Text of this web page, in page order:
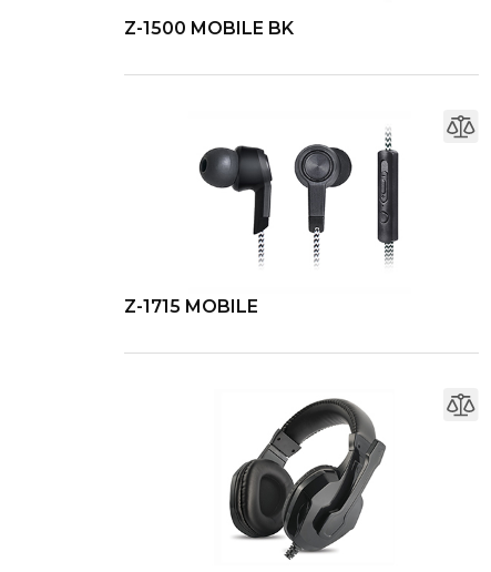
Z-1500 MOBILE BK
Z-1715 MOBILE